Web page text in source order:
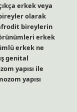
erkek veya
olarak
bireylerin
erkek
erkek ne
genital
yapısı ile
yapısı